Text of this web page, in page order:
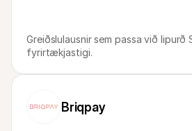
Greiðslulausnir sem passa við lipurð
fyrirtækjastigi.
Briqpay